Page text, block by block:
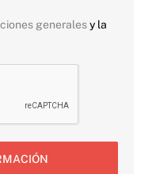
generalesy la